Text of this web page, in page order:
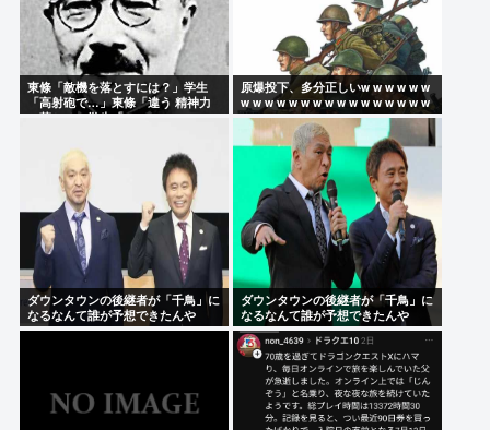
東條「敵機を落とすには？」学生
「高射砲で…」東條「違う 精神力
で落とせ」学生「 」
原爆投下、多分正しいw w w w w w
w w w w w w w w w w w w w w w w
ダウンタウンの後継者が「千鳥」に
なるなんて誰が予想できたんや
ダウンタウンの後継者が「千鳥」に
なるなんて誰が予想できたんや